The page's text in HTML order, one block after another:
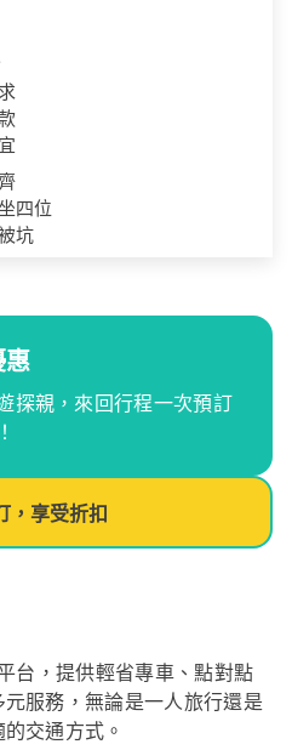
四位
坑
惠
探親，來回行程一次預訂
，享受折扣
台，提供輕省專車、點對點
服務，無論是一人旅行還是
交通方式。